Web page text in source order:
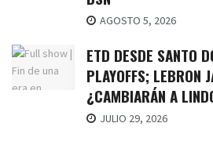
AGOSTO 5, 2026
ETD DESDE SANTO
PLAYOFFS; LEBRON
¿CAMBIARÁN A
JULIO 29, 2026